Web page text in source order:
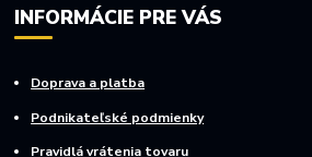
INFORMÁCIE PRE VÁS
Doprava a platba
Podnikateľské podmienky
Pravidlá vrátenia tovaru